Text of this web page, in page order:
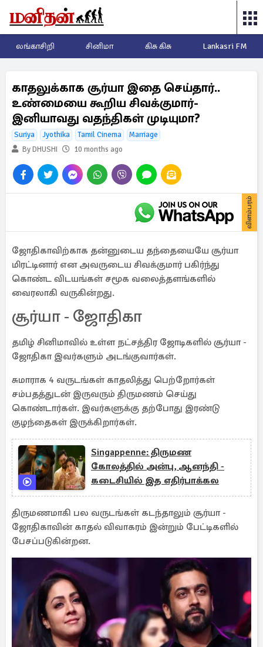
லங்காசிறி சினிமா கிசு கிசு Lankasri FM
காதலுக்காக சூர்யா இதை செய்தார்..
உண்மையை கூறிய சிவக்குமார்-
இனியாவது வதந்திகள் முடியுமா?
Suriya Jyothika Tamil Cinema
Marriage
By DHUSHI
10 months ago
விளம்பரம்
ஜோதிகாவிற்காக தன்னுடைய தந்தையையே சூர்யா
மிரட்டினார் என அவருடைய சிவக்குமார் பகிர்ந்து
கொண்ட விடயங்கள் சமூக வலைத்தளங்களில்
வைரலாகி வருகின்றது.
சூர்யா - ஜோதிகா
தமிழ் சினிமாவில் உள்ள நட்சத்திர ஜோடிகளில் சூர்யா -
ஜோதிகா இவர்களும் அடங்குவார்கள்.
சுமாராக 4 வருடங்கள் காதலித்து பெற்றோர்கள்
சம்பதத்துடன் இருவரும் திருமணம் செய்து
கொண்டார்கள். இவர்களுக்கு தற்போது இரண்டு
குழந்தைகள் இருக்கிறார்கள்.
Singappenne: திருமண
கோலத்தில் அன்பு, ஆனந்தி -
கடைசியில் இத எதிர்பாக்கல
திருமணமாகி பல வருடங்கள் கடந்தாலும் சூர்யா -
ஜோதிகாவின் காதல் விவாகரம் இன்றும் பேட்டிகளில்
பேசப்படுகின்றன.